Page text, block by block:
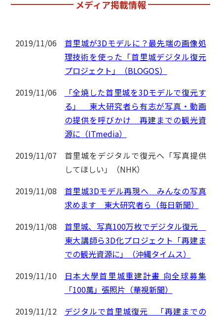
メディア掲載情報
2019/11/06
首里城が3Dモデルに？最先端の画像処
理技術を使った「首里城デジタル復元
プロジェクト」（BLOGOS）
2019/11/06
「全焼した首里城を3Dモデルで復元す
る」 東大研究者ら有志が写真・動画
の提供を呼びかけ 再建までの観光資
源に（ITmedia）
2019/11/07
首里城をデジタルで復元へ「写真提供
してほしい」（NHK）
2019/11/08
首里城3Dモデル再現へ みんなの写真
求めます 東大研究者ら（毎日新聞）
2019/11/08
首里城、写真100万枚でデジタル復元
東大講師ら3D化プロジェクト「再建ま
での観光資源に」（沖縄タイムス）
2019/11/10
日本大學首里城重建計畫 向全球募集
「100萬」張照片（華視新聞）
2019/11/12
デジタルで首里城復元 「再建までの